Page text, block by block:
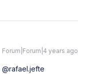
Forum|Forum|4 years ago
@rafael.jefte